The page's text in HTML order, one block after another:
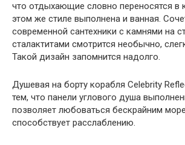
что отдыхающие словно переносятся в
этом же стиле выполнена и ванная.
современной сантехники с камнями на
сталактитами смотрится необычно,
Такой дизайн запомнится надолго.
Душевая на борту корабля Celebrity
тем, что панели углового душа
позволяет любоваться бескрайним
способствует расслаблению.